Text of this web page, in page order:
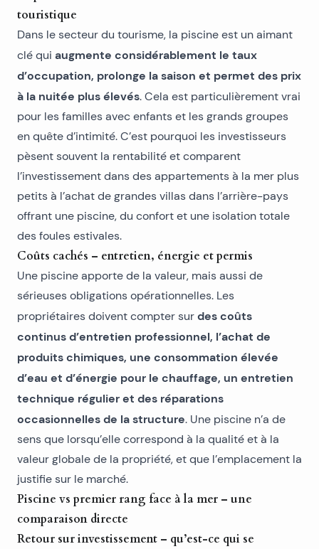
touristique
Dans le secteur du tourisme, la piscine est un aimant
clé qui augmente considérablement le taux
d’occupation, prolonge la saison et permet des prix
à la nuitée plus élevés. Cela est particulièrement vrai
pour les familles avec enfants et les grands groupes
en quête d’intimité. C’est pourquoi les investisseurs
pèsent souvent la rentabilité et comparent
l’investissement dans des appartements à la mer plus
petits à l’achat de grandes villas dans l’arrière-pays
offrant une piscine, du confort et une isolation totale
des foules estivales.
Coûts cachés – entretien, énergie et permis
Une piscine apporte de la valeur, mais aussi de
sérieuses obligations opérationnelles. Les
propriétaires doivent compter sur des coûts
continus d’entretien professionnel, l’achat de
produits chimiques, une consommation élevée
d’eau et d’énergie pour le chauffage, un entretien
technique régulier et des réparations
occasionnelles de la structure. Une piscine n’a de
sens que lorsqu’elle correspond à la qualité et à la
valeur globale de la propriété, et que l’emplacement la
justifie sur le marché.
Piscine vs premier rang face à la mer – une
comparaison directe
Retour sur investissement – qu’est-ce qui se